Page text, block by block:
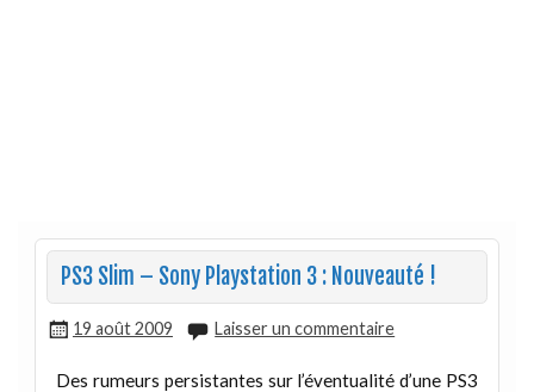
PS3 Slim – Sony Playstation 3 : Nouveauté !
19 août 2009 Laisser un commentaire
Des rumeurs persistantes sur l’éventualité d’une PS3